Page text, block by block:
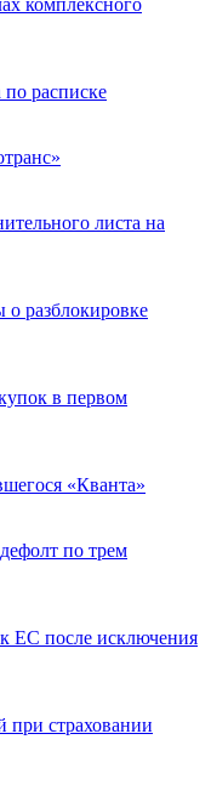
расписке
листа на
разблокировке
в первом
«Кванта»
по трем
к ЕС после исключения
при страховании